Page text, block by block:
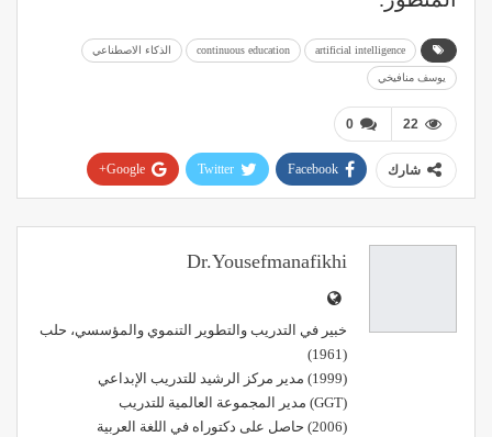
artificial intelligence
continuous education الذكاء الاصطناعي
يوسف منافيخي
0 22
شارك Facebook
Twitter
Google+
البريد الإلكتروني
Dr.yousefmanafikhi
خبير في التدريب والتطوير التنموي والمؤسسي، حلب
(1961)
(1999) مدير مركز الرشيد للتدريب الإبداعي
(GGT) مدير المجموعة العالمية للتدريب
(2006) حاصل على دكتوراه في اللغة العربية